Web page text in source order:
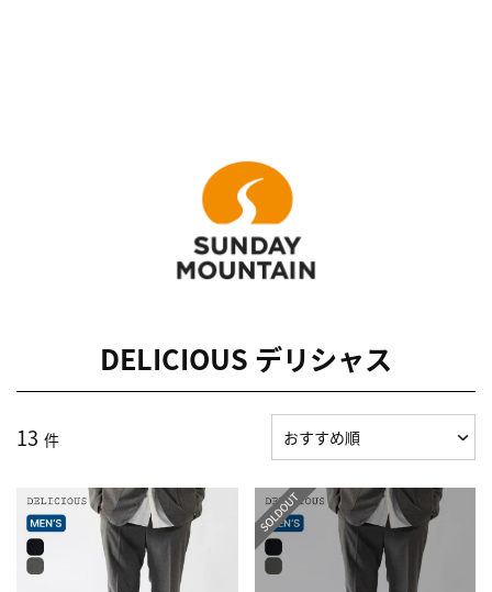
DELICIOUS デリシャス
13 件